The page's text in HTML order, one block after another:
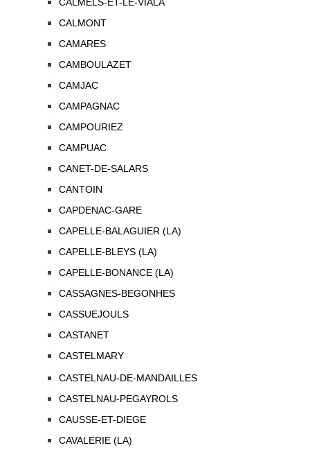
CALMELS-ET-LE-VIALA
CALMONT
CAMARES
CAMBOULAZET
CAMJAC
CAMPAGNAC
CAMPOURIEZ
CAMPUAC
CANET-DE-SALARS
CANTOIN
CAPDENAC-GARE
CAPELLE-BALAGUIER (LA)
CAPELLE-BLEYS (LA)
CAPELLE-BONANCE (LA)
CASSAGNES-BEGONHES
CASSUEJOULS
CASTANET
CASTELMARY
CASTELNAU-DE-MANDAILLES
CASTELNAU-PEGAYROLS
CAUSSE-ET-DIEGE
CAVALERIE (LA)